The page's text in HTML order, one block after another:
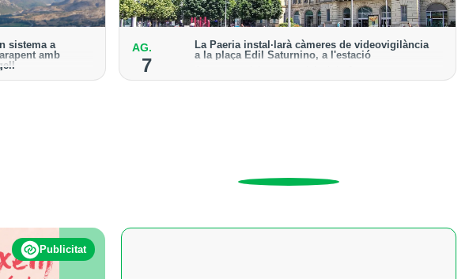
sistema a
amb
amb una
AG.
7
La Paeria instal·larà càmeres de videovigilància
a la plaça Edil Saturnino, a l'estació
Publicitat